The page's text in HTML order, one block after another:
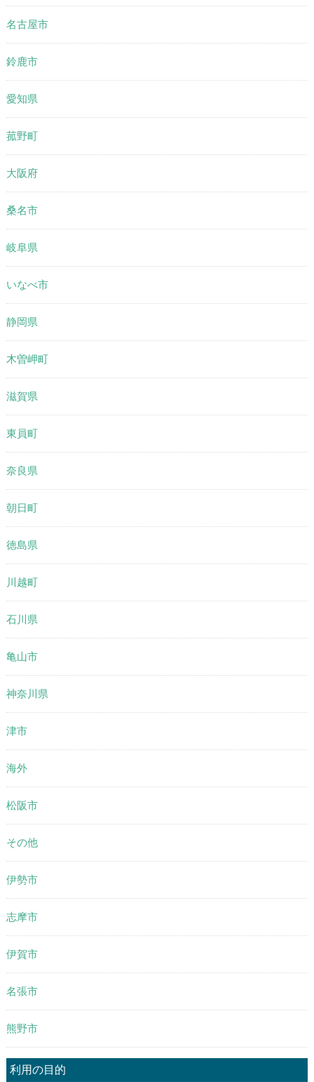
名古屋市
鈴鹿市
愛知県
菰野町
大阪府
桑名市
岐阜県
いなべ市
静岡県
木曽岬町
滋賀県
東員町
奈良県
朝日町
徳島県
川越町
石川県
亀山市
神奈川県
津市
海外
松阪市
その他
伊勢市
志摩市
伊賀市
名張市
熊野市
利用の目的